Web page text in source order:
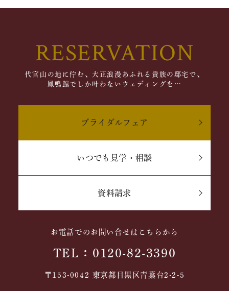
RESERVATION
代官山の地に佇む、大正浪漫あふれる貴族の邸宅で、
鳳鳴館でしか叶わないウェディングを…
ブライダルフェア
いつでも見学・相談
資料請求
お電話でのお問い合せはこちらから
TEL：0120-82-3390
〒153-0042 東京都目黒区青葉台2-2-5